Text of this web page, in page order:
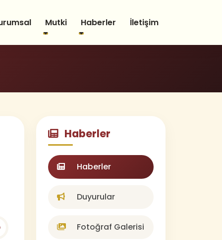
Mutki Haberler İletişim
Haberler
Haberler
Duyurular
Fotoğraf Galerisi